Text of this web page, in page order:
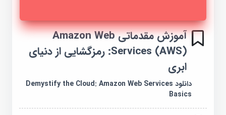
آموزش مقدماتی Amazon Web
Services (AWS): رمزگشایی از دنیای
ابری
دانلود Demystify the Cloud: Amazon Web Services
Basics